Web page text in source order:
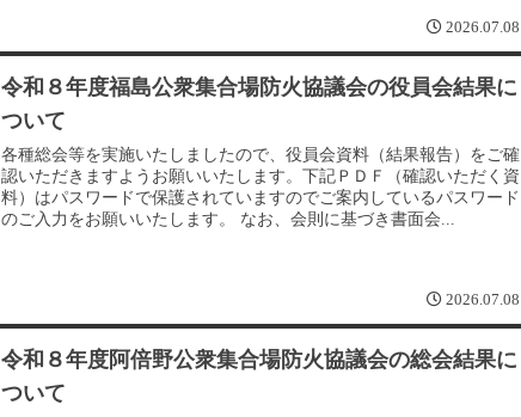
2026.07.08
令和８年度福島公衆集合場防火協議会の役員会結果に
ついて
各種総会等を実施いたしましたので、役員会資料（結果報告）をご確
認いただきますようお願いいたします。下記ＰＤＦ（確認いただく資
料）はパスワードで保護されていますのでご案内しているパスワード
のご入力をお願いいたします。 なお、会則に基づき書面会...
2026.07.08
令和８年度阿倍野公衆集合場防火協議会の総会結果に
ついて